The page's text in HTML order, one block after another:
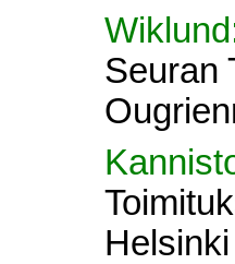
Seuran